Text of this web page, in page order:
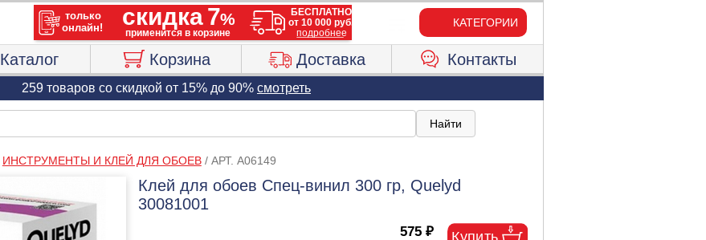
КАТЕГОРИИ
Каталог Корзина Доставка Контакты
259 товаров со скидкой от 15% до 90% смотреть
ИНСТРУМЕНТЫ И КЛЕЙ ДЛЯ ОБОЕВ/ АРТ. A06149
Клей для обоев Спец-винил 300 гр, Quelyd
30081001
575 ₽